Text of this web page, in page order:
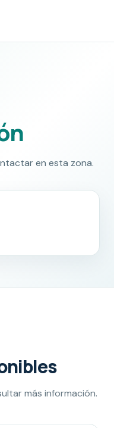
en esta zona.
más información.